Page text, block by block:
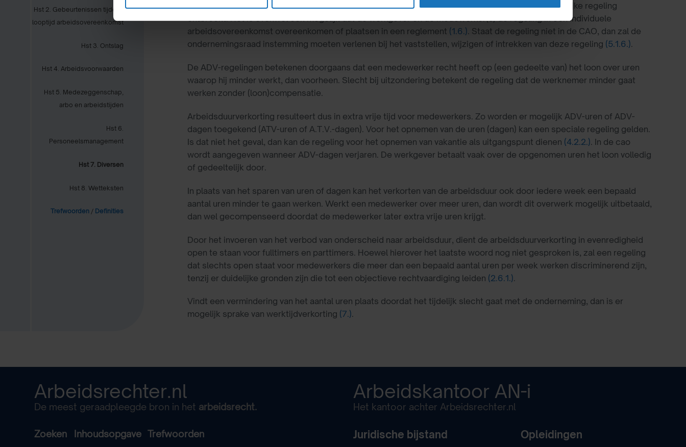
Hst 2. Gebeurtenissen tijdens
looptijd arbeidsovereenkomst
Hst 3. Ontslag
Hst 4. Arbeidsvoorwaarden
Hst 5. Medezeggenschap,
arbo en arbeidstijden
Hst 6.
Personeelsmanagement
Hst 7. Diversen
Hst 8. Wetteksten
Trefwoorden / Definities
Arbeidsduurverkorting wordt doorgaans geregeld en gerealiseerd via cao’s, aangezien een wettelijke regeling
ontbreekt. Het is evenwel ook mogelijk dat de werkgever en de medewerker(s) de regeling in een individuele
arbeidsovereenkomst overeenkomen of plaatsen in een reglement (1.6.). Staat de regeling niet in de CAO, dan zal de
ondernemingsraad instemming moeten verlenen bij het vaststellen, wijzigen of intrekken van deze regeling (5.1.6.).
De ADV-regelingen betekenen doorgaans dat een medewerker recht heeft op (een gedeelte van) het loon over uren
waarop hij minder werkt, dan voorheen. Slecht bij uitzondering betekent de regeling dat de werknemer minder gaat
werken zonder (loon)compensatie.
Arbeidsduurverkorting resulteert dus in extra vrije tijd voor medewerkers. Zo worden er mogelijk ADV-uren of ADV-
dagen toegekend (ATV-uren of A.T.V.-dagen). Voor het opnemen van de uren (dagen) kan een speciale regeling gelden.
Is dat niet het geval, dan kan de regeling voor het opnemen van vakantie als uitgangspunt dienen (4.2.2.). In de cao
wordt aangegeven wanneer ADV-dagen verjaren. De werkgever betaalt vaak over de opgenomen uren het loon volledig
of gedeeltelijk door.
In plaats van het sparen van uren of dagen kan het verkorten van de arbeidsduur ook door iedere week een bepaald
aantal uren minder te gaan werken. Werkt een medewerker over meer uren, dan wordt dit overwerk mogelijk uitbetaald,
dan wel gecompenseerd doordat de medewerker later extra vrije uren krijgt.
Door het invoeren van het verbod van onderscheid naar arbeidsduur, dient de arbeidsduurverkorting in evenredigheid
open te staan voor fulltimers en parttimers. Hoewel hierover het laatste woord nog niet gesproken is, zal een regeling
dat slechts open staat voor medewerkers die meer dan een bepaald aantal uren per week werken discriminerend zijn,
tenzij er duidelijke gronden zijn die tot een objectieve rechtvaardiging leiden (2.6.1.).
Vindt een vermindering van het aantal uren plaats doordat het tijdelijk slecht gaat met de onderneming, dan is er
mogelijk sprake van werktijdverkorting (7.).
Arbeidsrechter.nl
De meest geraadpleegde bron in het arbeidsrecht.
Zoeken Inhoudsopgave Trefwoorden
Arbeidskantoor AN-i
Het kantoor achter Arbeidsrechter.nl
Juridische bijstand Opleidingen